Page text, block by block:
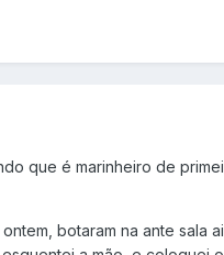
que é marinheiro de
botaram na ante sala